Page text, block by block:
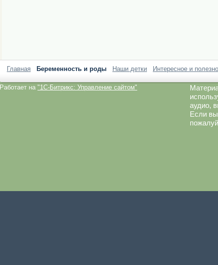
Главная Беременность и роды Наши детки Интересное и
Работает на "1C-Битрикс: Управление сайтом"
аудио,
Если вы